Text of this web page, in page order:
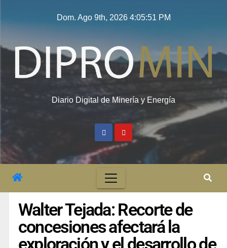
Dom. Ago 9th, 2026 4:05:52 PM
Diario Digital de Minería y Energía
Walter Tejada: Recorte de
concesiones afectará la